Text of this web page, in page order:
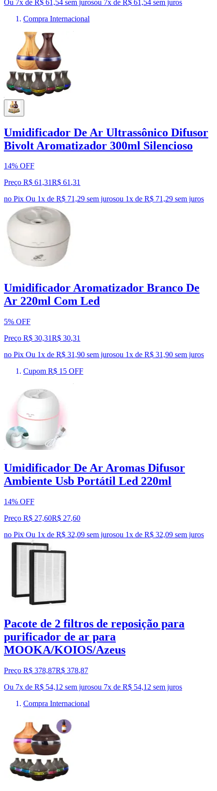
Ou 7x de R$ 61,54 sem jurosou 7x de R$ 61,54 sem juros
Compra Internacional
Umidificador De Ar Ultrassônico Difusor
Bivolt Aromatizador 300ml Silencioso
14% OFF
Preço R$ 61,31R$ 61,31
no Pix Ou 1x de R$ 71,29 sem jurosou 1x de R$ 71,29 sem juros
Umidificador Aromatizador Branco De
Ar 220ml Com Led
5% OFF
Preço R$ 30,31R$ 30,31
no Pix Ou 1x de R$ 31,90 sem jurosou 1x de R$ 31,90 sem juros
Cupom R$ 15 OFF
Umidificador De Ar Aromas Difusor
Ambiente Usb Portátil Led 220ml
14% OFF
Preço R$ 27,60R$ 27,60
no Pix Ou 1x de R$ 32,09 sem jurosou 1x de R$ 32,09 sem juros
Pacote de 2 filtros de reposição para
purificador de ar para
MOOKA/KOIOS/Azeus
Preço R$ 378,87R$ 378,87
Ou 7x de R$ 54,12 sem jurosou 7x de R$ 54,12 sem juros
Compra Internacional